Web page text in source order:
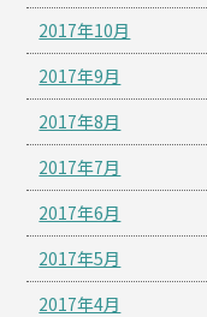
2017年10月
2017年9月
2017年8月
2017年7月
2017年6月
2017年5月
2017年4月